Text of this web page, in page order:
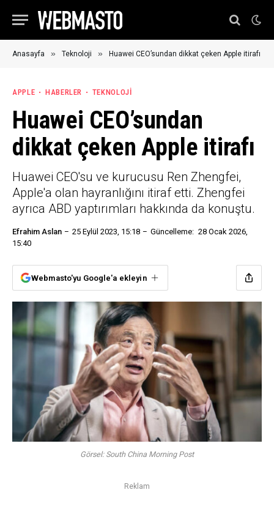
Anasayfa » Teknoloji » Huawei CEO’sundan dikkat çeken Apple itirafı
APPLE HABERLER TEKNOLOJI
Huawei CEO’sundan
dikkat çeken Apple itirafı
Huawei CEO'su ve kurucusu Ren Zhengfei,
Apple'a olan hayranlığını itiraf etti. Zhengfei
ayrıca ABD yaptırımları hakkında da konuştu.
Efrahim Aslan 25 Eylül 2023, 15:18 Güncelleme: 28 Ocak 2026,
15:40
Webmasto'yu Google'a ekleyin
Görsel: South China Morning Post
Reklam